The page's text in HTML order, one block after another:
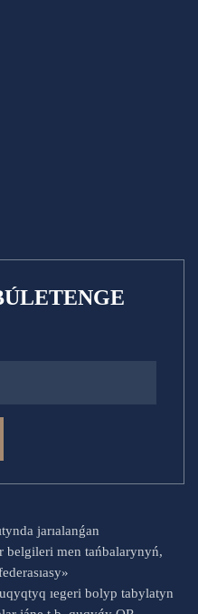
jarıalanǵan
belgileri men tańbalarynyń,
ıegeri bolyp tabylatyn